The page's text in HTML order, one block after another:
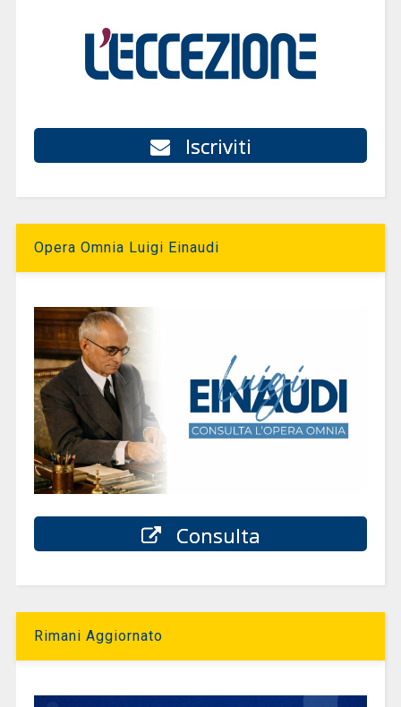
Iscriviti
Opera Omnia Luigi Einaudi
Consulta
Rimani Aggiornato